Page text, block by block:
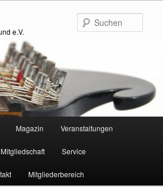
e.V.
Magazin Veranstaltungen
Mitgliedschaft Service
Mitgliederbereich